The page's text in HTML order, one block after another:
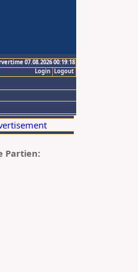
07.08.2026 00:19:18
Logout
Login
Partien: